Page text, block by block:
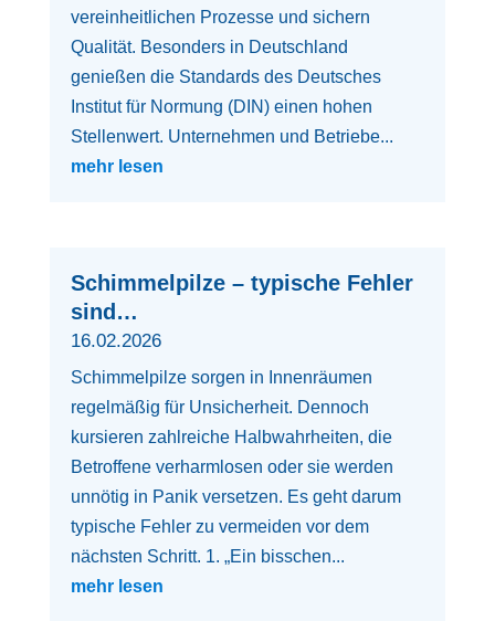
vereinheitlichen Prozesse und sichern
Qualität. Besonders in Deutschland
genießen die Standards des Deutsches
Institut für Normung (DIN) einen hohen
Stellenwert. Unternehmen und Betriebe...
mehr lesen
Schimmelpilze – typische Fehler
sind…
16.02.2026
Schimmelpilze sorgen in Innenräumen
regelmäßig für Unsicherheit. Dennoch
kursieren zahlreiche Halbwahrheiten, die
Betroffene verharmlosen oder sie werden
unnötig in Panik versetzen. Es geht darum
typische Fehler zu vermeiden vor dem
nächsten Schritt. 1. „Ein bisschen...
mehr lesen